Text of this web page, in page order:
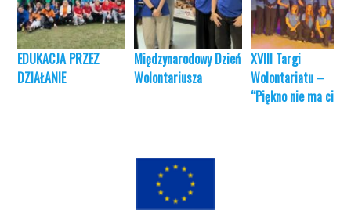
EDUKACJA PRZEZ
DZIAŁANIE
Międzynarodowy Dzień
Wolontariusza
XVIII Targi
Wolontariatu –
“Piękno nie ma